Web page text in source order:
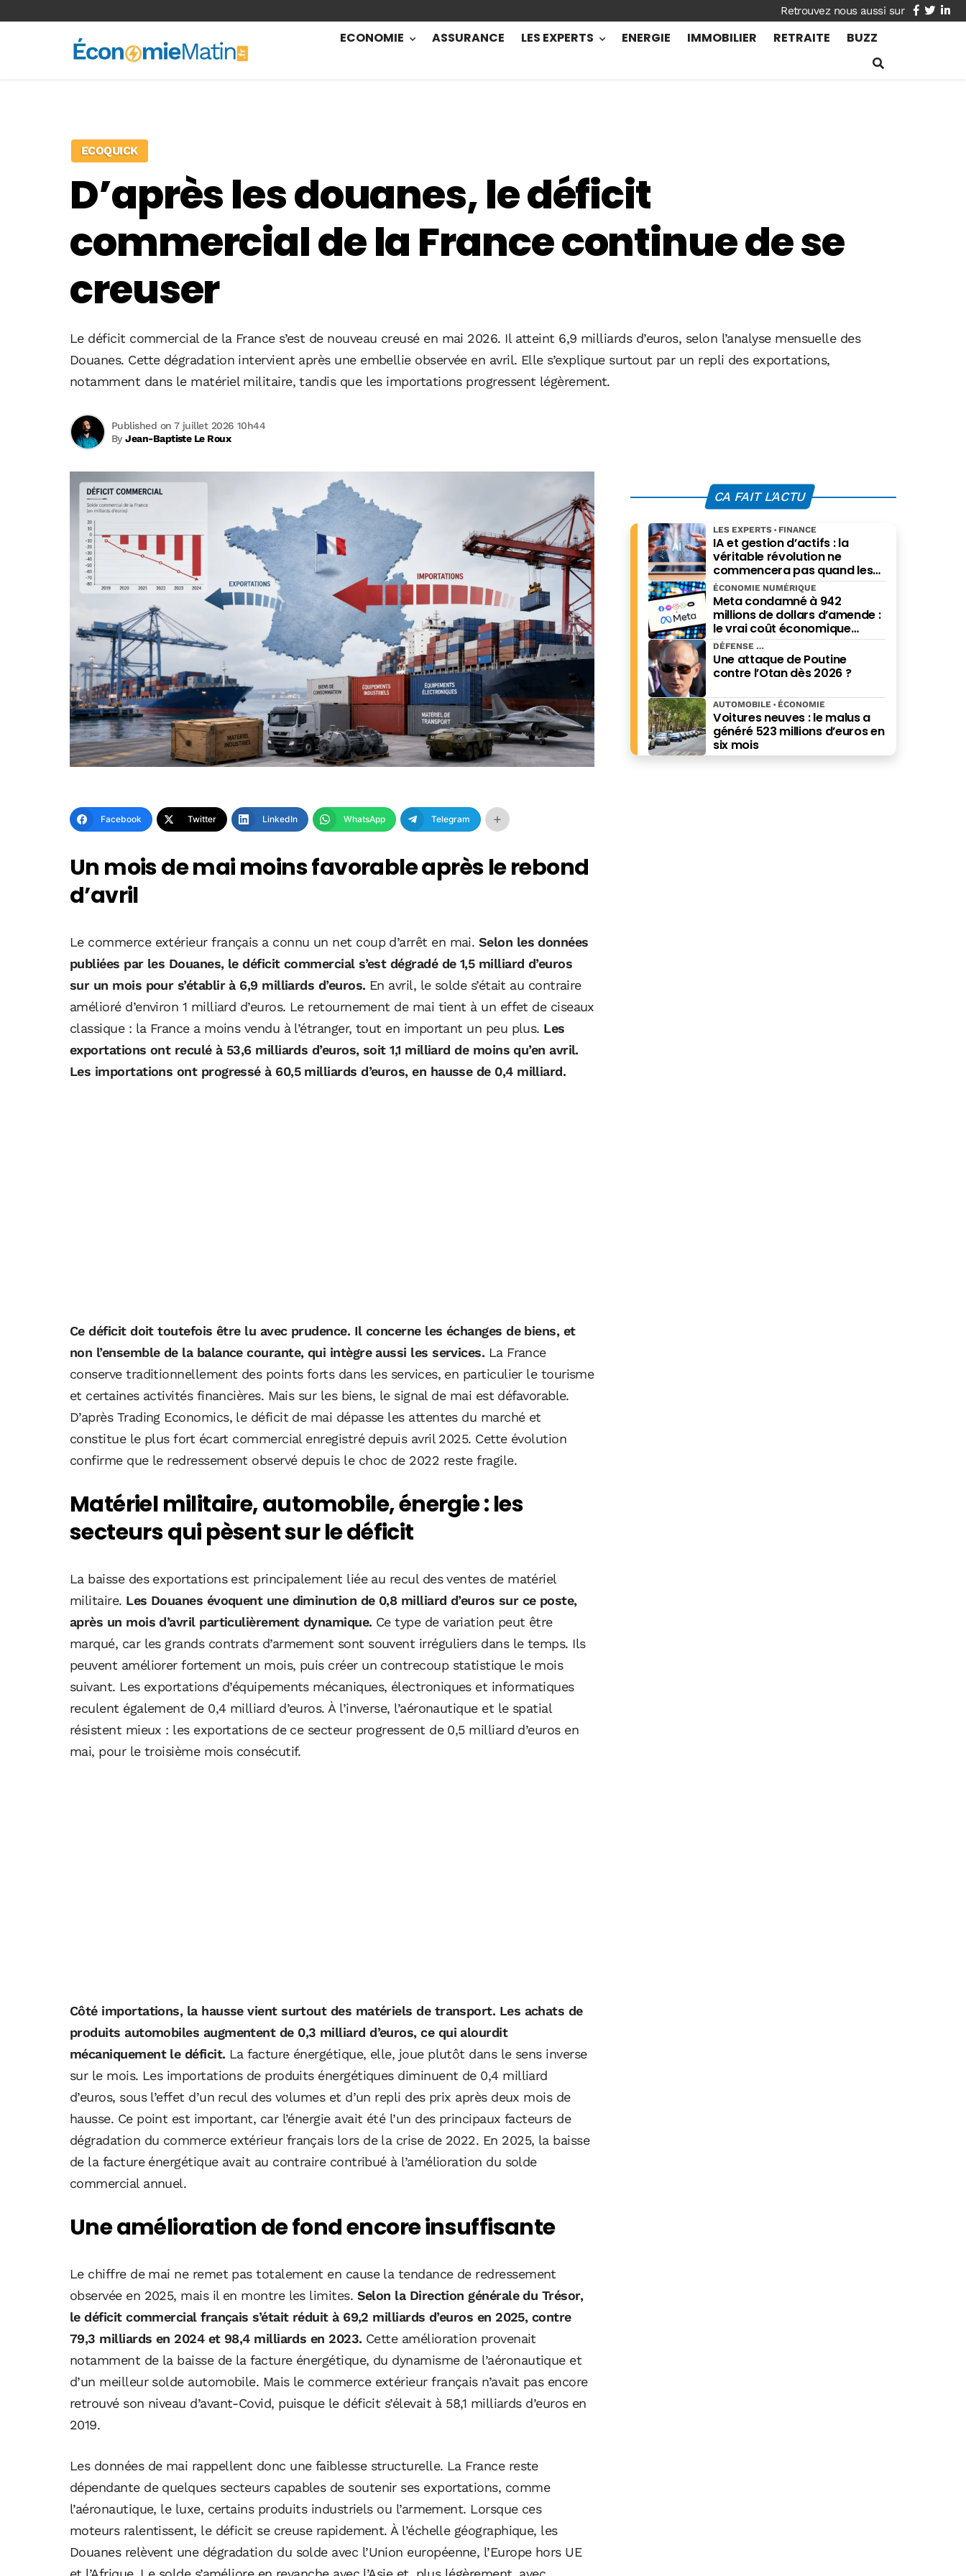
facebook
twitter
ECONOMIE ASSURANCE LES EXPERTS ENERGIE IMMOBILIER RETRAITE BUZZ
ECOQUICK
D’après les douanes, le déficit
commercial de la France continue de se
creuser
Le déficit commercial de la France s’est de nouveau creusé en mai 2026. Il atteint 6,9 milliards d’euros, selon l’analyse mensuelle des
Douanes. Cette dégradation intervient après une embellie observée en avril. Elle s’explique surtout par un repli des exportations,
notamment dans le matériel militaire, tandis que les importations progressent légèrement.
ByJean-Baptiste Le Roux
Published on 7 juillet 2026 10h44
Facebook Twitter LinkedIn WhatsApp Telegram
Un mois de mai moins favorable après le rebond
d’avril
Le commerce extérieur français a connu un net coup d’arrêt en mai. Selon les données
publiées par les Douanes, le déficit commercial s’est dégradé de 1,5 milliard d’euros
sur un mois pour s’établir à 6,9 milliards d’euros. En avril, le solde s’était au contraire
amélioré d’environ 1 milliard d’euros. Le retournement de mai tient à un effet de ciseaux
classique : la France a moins vendu à l’étranger, tout en important un peu plus. Les
exportations ont reculé à 53,6 milliards d’euros, soit 1,1 milliard de moins qu’en avril.
Les importations ont progressé à 60,5 milliards d’euros, en hausse de 0,4 milliard.
Ce déficit doit toutefois être lu avec prudence. Il concerne les échanges de biens, et
non l’ensemble de la balance courante, qui intègre aussi les services. La France
conserve traditionnellement des points forts dans les services, en particulier le tourisme
et certaines activités financières. Mais sur les biens, le signal de mai est défavorable.
D’après Trading Economics, le déficit de mai dépasse les attentes du marché et
constitue le plus fort écart commercial enregistré depuis avril 2025. Cette évolution
confirme que le redressement observé depuis le choc de 2022 reste fragile.
Matériel militaire, automobile, énergie : les
secteurs qui pèsent sur le déficit
La baisse des exportations est principalement liée au recul des ventes de matériel
militaire. Les Douanes évoquent une diminution de 0,8 milliard d’euros sur ce poste,
après un mois d’avril particulièrement dynamique. Ce type de variation peut être
marqué, car les grands contrats d’armement sont souvent irréguliers dans le temps. Ils
peuvent améliorer fortement un mois, puis créer un contrecoup statistique le mois
suivant. Les exportations d’équipements mécaniques, électroniques et informatiques
reculent également de 0,4 milliard d’euros. À l’inverse, l’aéronautique et le spatial
résistent mieux : les exportations de ce secteur progressent de 0,5 milliard d’euros en
mai, pour le troisième mois consécutif.
Côté importations, la hausse vient surtout des matériels de transport. Les achats de
produits automobiles augmentent de 0,3 milliard d’euros, ce qui alourdit
mécaniquement le déficit. La facture énergétique, elle, joue plutôt dans le sens inverse
sur le mois. Les importations de produits énergétiques diminuent de 0,4 milliard
d’euros, sous l’effet d’un recul des volumes et d’un repli des prix après deux mois de
hausse. Ce point est important, car l’énergie avait été l’un des principaux facteurs de
dégradation du commerce extérieur français lors de la crise de 2022. En 2025, la baisse
de la facture énergétique avait au contraire contribué à l’amélioration du solde
commercial annuel.
Une amélioration de fond encore insuffisante
Le chiffre de mai ne remet pas totalement en cause la tendance de redressement
observée en 2025, mais il en montre les limites. Selon la Direction générale du Trésor,
le déficit commercial français s’était réduit à 69,2 milliards d’euros en 2025, contre
79,3 milliards en 2024 et 98,4 milliards en 2023. Cette amélioration provenait
notamment de la baisse de la facture énergétique, du dynamisme de l’aéronautique et
d’un meilleur solde automobile. Mais le commerce extérieur français n’avait pas encore
retrouvé son niveau d’avant-Covid, puisque le déficit s’élevait à 58,1 milliards d’euros en
2019.
Les données de mai rappellent donc une faiblesse structurelle. La France reste
dépendante de quelques secteurs capables de soutenir ses exportations, comme
l’aéronautique, le luxe, certains produits industriels ou l’armement. Lorsque ces
moteurs ralentissent, le déficit se creuse rapidement. À l’échelle géographique, les
Douanes relèvent une dégradation du solde avec l’Union européenne, l’Europe hors UE
CA FAIT L'ACTU
IA et gestion d’actifs : la
véritable révolution ne
commencera pas quand les
robots remplaceront les
financiers. Elle commencera
quand ils prendront les
meilleures décisions.
LES EXPERTS FINANCE
Meta condamné à 942
millions de dollars d’amende :
le vrai coût économique
imposé par le Nouveau-
Mexique
ÉCONOMIE NUMÉRIQUE
Une attaque de Poutine
contre l’Otan dès 2026 ?
DÉFENSE
Voitures neuves : le malus a
généré 523 millions d’euros en
six mois
AUTOMOBILE ÉCONOMIE